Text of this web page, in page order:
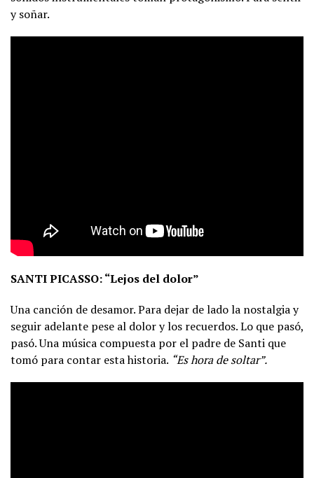
y soñar.
SANTI PICASSO: “Lejos del dolor”
Una canción de desamor. Para dejar de lado la nostalgia y
seguir adelante pese al dolor y los recuerdos. Lo que pasó,
pasó. Una música compuesta por el padre de Santi que
tomó para contar esta historia. “Es hora de soltar”.